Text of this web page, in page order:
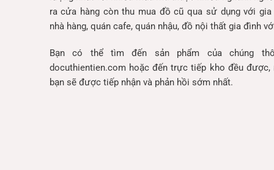
ra cửa hàng còn thu mua đồ cũ qua sử dụng với gia
nhà hàng, quán cafe, quán nhậu, đồ nội thất gia đình
Bạn có thể tìm đến sản phẩm của chúng
docuthientien.com hoặc đến trực tiếp kho đều
bạn sẽ được tiếp nhận và phản hồi sớm nhất.